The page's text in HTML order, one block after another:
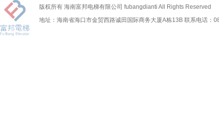
版权所有 海南富邦电梯有限公司 fubangdianti All Rights Reserved
地址：海南省海口市金贸西路诚田国际商务大厦A栋13B 联系电话